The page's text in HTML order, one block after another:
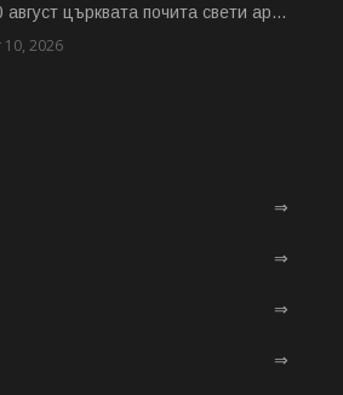
църквата почита свети ар...
10, 2026
⇒
⇒
⇒
⇒